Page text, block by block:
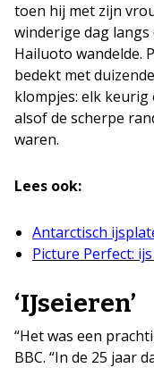
toen hij met zijn
winderige dag
Hailuoto wandelde.
bedekt met
klompjes: elk
alsof de scherpe
waren.
Lees ook:
Antarctisch
Picture Perfect:
‘IJseieren’
“Het was een
BBC. “In de 25 jaar